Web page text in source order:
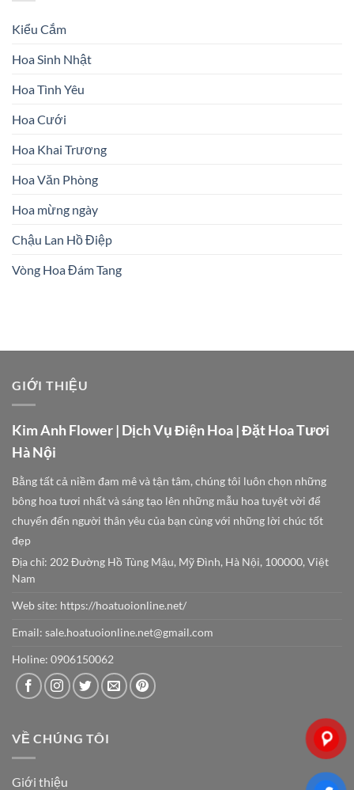
Kiểu Cắm
Hoa Sinh Nhật
Hoa Tình Yêu
Hoa Cưới
Hoa Khai Trương
Hoa Văn Phòng
Hoa mừng ngày
Chậu Lan Hồ Điệp
Vòng Hoa Đám Tang
GIỚI THIỆU
Kim Anh Flower | Dịch Vụ Điện Hoa | Đặt Hoa Tươi
Hà Nội
Bằng tất cả niềm đam mê và tận tâm, chúng tôi luôn chọn những
bông hoa tươi nhất và sáng tạo lên những mẫu hoa tuyệt vời để
chuyển đến người thân yêu của bạn cùng với những lời chúc tốt
đẹp
Địa chỉ: 202 Đường Hồ Tùng Mậu, Mỹ Đình, Hà Nội, 100000, Việt
Nam
Web site: https://hoatuoionline.net/
Email: sale.hoatuoionline.net@gmail.com
Holine: 0906150062
VỀ CHÚNG TÔI
Giới thiệu